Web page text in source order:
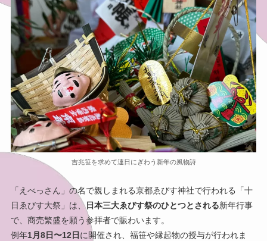
吉兆笹を求めて連日にぎわう新年の風物詩
「えべっさん」の名で親しまれる京都ゑびす神社で行われる「十
日ゑびす大祭」は、日本三大ゑびす祭のひとつとされる新年行事
で、商売繁盛を願う参拝者で賑わいます。
例年1月8日〜12日 に開催され、福笹や縁起物の授与が行われま